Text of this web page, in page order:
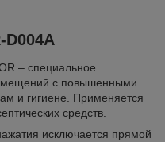
D004A
– специальное
с повышенными
и гигиене. Применяется
средств.
исключается прямой